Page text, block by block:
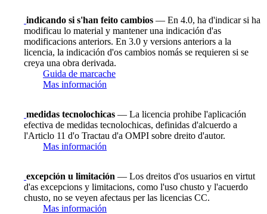
indicando si s'han feito cambios — En 4.0, ha d'indicar si ha
modificau lo material y mantener una indicación d'as
modificacions anteriors. En 3.0 y versions anteriors a la
licencia, la indicación d'os cambios nomás se requieren si se
creya una obra derivada.
Guida de marcache
Mas información
medidas tecnolochicas — La licencia prohibe l'aplicación
efectiva de medidas tecnolochicas, definidas d'alcuerdo a
l'Articlo 11 d'o Tractau d'a OMPI sobre dreito d'autor.
Mas información
excepción u limitación — Los dreitos d'os usuarios en virtut
d'as excepcions y limitacions, como l'uso chusto y l'acuerdo
chusto, no se veyen afectaus per las licencias CC.
Mas información